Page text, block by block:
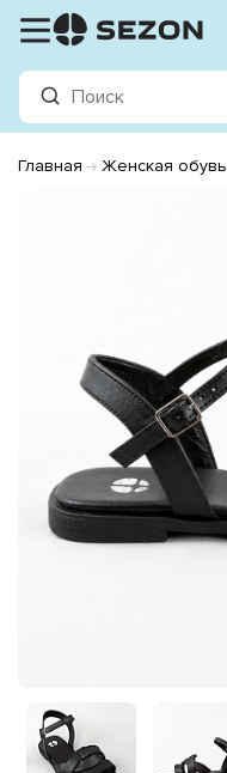
Главная Женская обувь